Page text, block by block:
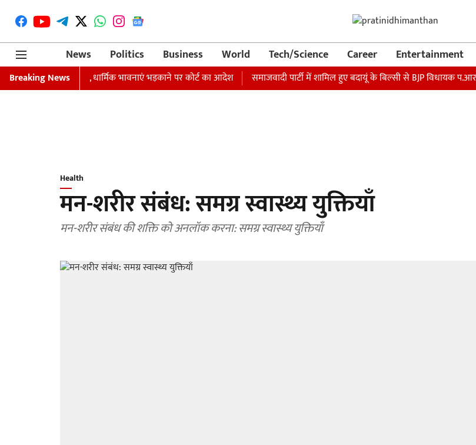
News
Politics Business World Tech/Science Career Entertainment
Breaking News
का वारंट जारी, धार्मिक भावनाएं भड़काने पर कोर्ट का आदेश समाजवादी पार्टी में शामिल हुए बदायूं के बिल्सी से BJP विधायक प.आर के शर्मा
Health
मन-शरीर संबंध: समग्र स्वास्थ्य युक्तियाँ
मन-शरीर संबंध की शक्ति को अनलॉक करना: समग्र स्वास्थ्य युक्तियाँ